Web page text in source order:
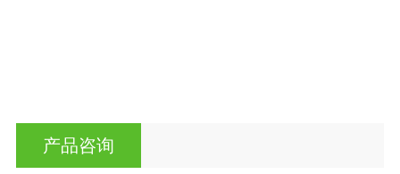
产品咨询